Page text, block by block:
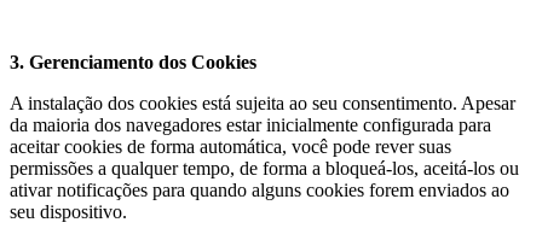
3. Gerenciamento dos Cookies
A instalação dos cookies está sujeita ao seu consentimento. Apesar
da maioria dos navegadores estar inicialmente configurada para
aceitar cookies de forma automática, você pode rever suas
permissões a qualquer tempo, de forma a bloqueá-los, aceitá-los ou
ativar notificações para quando alguns cookies forem enviados ao
seu dispositivo.